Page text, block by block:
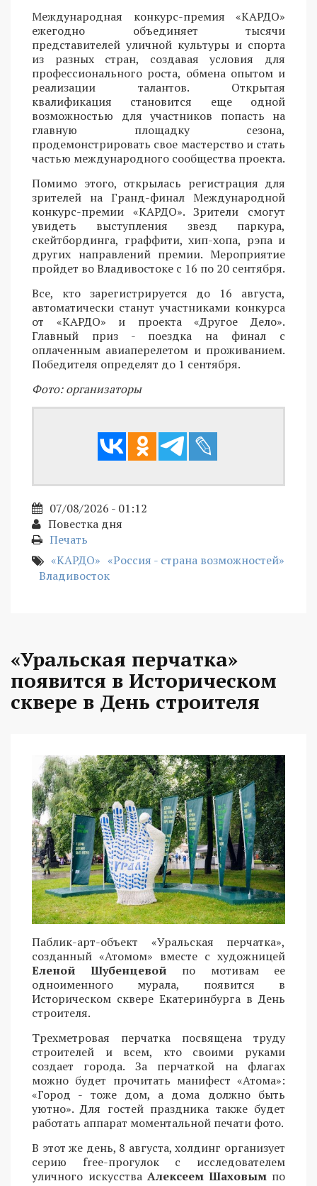
Международная конкурс-премия «КАРДО»
ежегодно объединяет тысячи
представителей уличной культуры и спорта
из разных стран, создавая условия для
профессионального роста, обмена опытом и
реализации талантов. Открытая
квалификация становится еще одной
возможностью для участников попасть на
главную площадку сезона,
продемонстрировать свое мастерство и стать
частью международного сообщества проекта.
Помимо этого, открылась регистрация для
зрителей на Гранд-финал Международной
конкурс-премии «КАРДО». Зрители смогут
увидеть выступления звезд паркура,
скейтбординга, граффити, хип-хопа, рэпа и
других направлений премии. Мероприятие
пройдет во Владивостоке с 16 по 20 сентября.
Все, кто зарегистрируется до 16 августа,
автоматически станут участниками конкурса
от «КАРДО» и проекта «Другое Дело».
Главный приз - поездка на финал с
оплаченным авиаперелетом и проживанием.
Победителя определят до 1 сентября.
Фото: организаторы
07/08/2026 - 01:12
Повестка дня
Печать
«КАРДО» «Россия - страна возможностей»
Владивосток
«Уральская перчатка»
появится в Историческом
сквере в День строителя
Паблик-арт-объект «Уральская перчатка»,
созданный «Атомом» вместе с художницей
Еленой Шубенцевой по мотивам ее
одноименного мурала, появится в
Историческом сквере Екатеринбурга в День
строителя.
Трехметровая перчатка посвящена труду
строителей и всем, кто своими руками
создает города. За перчаткой на флагах
можно будет прочитать манифест «Атома»:
«Город - тоже дом, а дома должно быть
уютно». Для гостей праздника также будет
работать аппарат моментальной печати фото.
В этот же день, 8 августа, холдинг организует
серию free-прогулок с исследователем
уличного искусства Алексеем Шаховым по